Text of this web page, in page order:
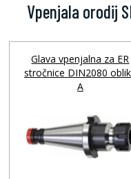
Vpenjala orodij
Glava vpenjalna za ER
stročnice DIN2080
A